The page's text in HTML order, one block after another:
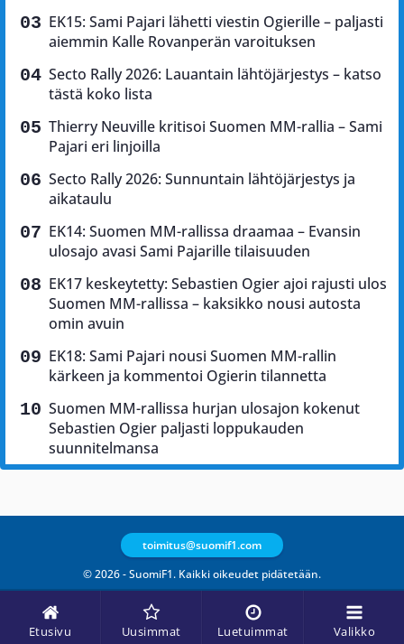
Etusivu Uusimmat Luetuimmat Valikko
EK15: Sami Pajari lähetti viestin Ogierille – paljasti
aiemmin Kalle Rovanperän varoituksen
Secto Rally 2026: Lauantain lähtöjärjestys – katso
tästä koko lista
Thierry Neuville kritisoi Suomen MM-rallia – Sami
Pajari eri linjoilla
Secto Rally 2026: Sunnuntain lähtöjärjestys ja
aikataulu
EK14: Suomen MM-rallissa draamaa – Evansin
ulosajo avasi Sami Pajarille tilaisuuden
EK17 keskeytetty: Sebastien Ogier ajoi rajusti ulos
Suomen MM-rallissa – kaksikko nousi autosta
omin avuin
EK18: Sami Pajari nousi Suomen MM-rallin
kärkeen ja kommentoi Ogierin tilannetta
Suomen MM-rallissa hurjan ulosajon kokenut
Sebastien Ogier paljasti loppukauden
suunnitelmansa
© 2026 - SuomiF1. Kaikki oikeudet pidätetään.
toimitus@suomif1.com